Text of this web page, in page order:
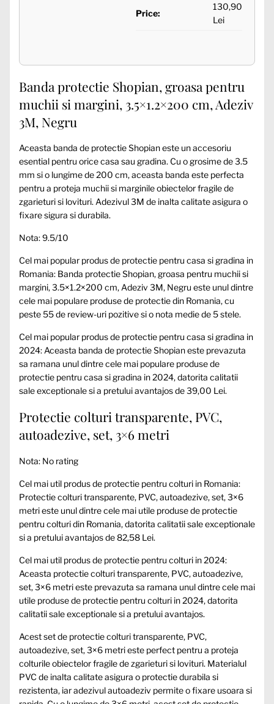
Price:
130,90
Lei
Banda protectie Shopian, groasa pentru
muchii si margini, 3.5×1.2×200 cm, Adeziv
3M, Negru
Aceasta banda de protectie Shopian este un accesoriu
esential pentru orice casa sau gradina. Cu o grosime de 3.5
mm si o lungime de 200 cm, aceasta banda este perfecta
pentru a proteja muchii si marginile obiectelor fragile de
zgarieturi si lovituri. Adezivul 3M de inalta calitate asigura o
fixare sigura si durabila.
Nota: 9.5/10
Cel mai popular produs de protectie pentru casa si gradina in
Romania: Banda protectie Shopian, groasa pentru muchii si
margini, 3.5×1.2×200 cm, Adeziv 3M, Negru este unul dintre
cele mai populare produse de protectie din Romania, cu
peste 55 de review-uri pozitive si o nota medie de 5 stele.
Cel mai popular produs de protectie pentru casa si gradina in
2024: Aceasta banda de protectie Shopian este prevazuta
sa ramana unul dintre cele mai populare produse de
protectie pentru casa si gradina in 2024, datorita calitatii
sale exceptionale si a pretului avantajos de 39,00 Lei.
Protectie colturi transparente, PVC,
autoadezive, set, 3×6 metri
Nota: No rating
Cel mai util produs de protectie pentru colturi in Romania:
Protectie colturi transparente, PVC, autoadezive, set, 3×6
metri este unul dintre cele mai utile produse de protectie
pentru colturi din Romania, datorita calitatii sale exceptionale
si a pretului avantajos de 82,58 Lei.
Cel mai util produs de protectie pentru colturi in 2024:
Aceasta protectie colturi transparente, PVC, autoadezive,
set, 3×6 metri este prevazuta sa ramana unul dintre cele mai
utile produse de protectie pentru colturi in 2024, datorita
calitatii sale exceptionale si a pretului avantajos.
Acest set de protectie colturi transparente, PVC,
autoadezive, set, 3×6 metri este perfect pentru a proteja
colturile obiectelor fragile de zgarieturi si lovituri. Materialul
PVC de inalta calitate asigura o protectie durabila si
rezistenta, iar adezivul autoadeziv permite o fixare usoara si